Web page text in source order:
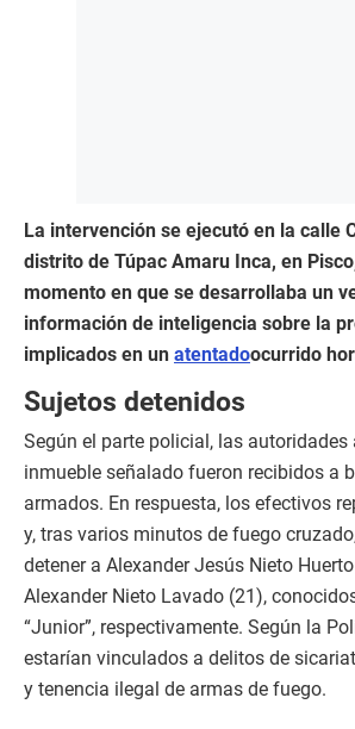
La intervención se ejecutó en la calle
distrito de Túpac Amaru Inca, en
momento en que se desarrollaba un
información de inteligencia sobre la
implicados en un atentadoocurrido
Sujetos detenidos
Según el parte policial, las autoridades
inmueble señalado fueron recibidos a
armados. En respuesta, los efectivos
y, tras varios minutos de fuego
detener a Alexander Jesús Nieto
Alexander Nieto Lavado (21),
“Junior”, respectivamente. Según la
estarían vinculados a delitos de
y tenencia ilegal de armas de fuego.